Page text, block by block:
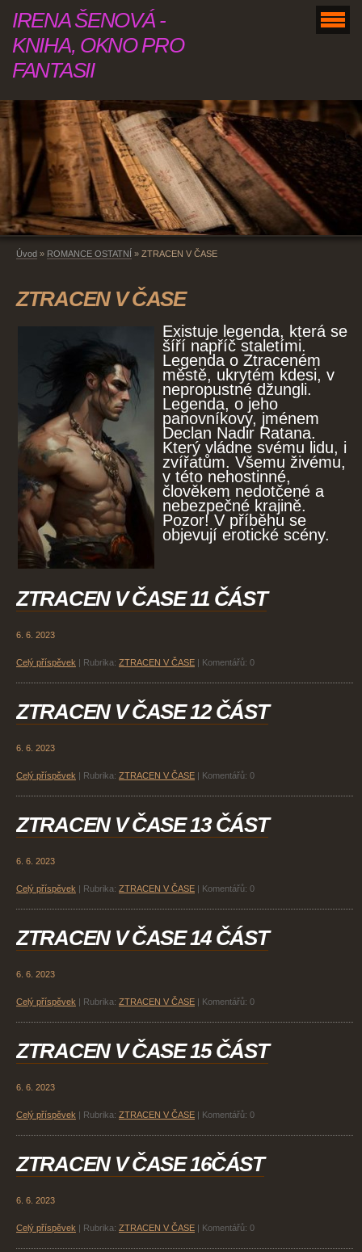
IRENA ŠENOVÁ -
KNIHA, OKNO PRO
FANTASII
Úvod » ROMANCE OSTATNÍ » ZTRACEN V ČASE
ZTRACEN V ČASE
Existuje legenda, která se
šíří napříč staletími.
Legenda o Ztraceném
městě, ukrytém kdesi, v
nepropustné džungli.
Legenda, o jeho
panovníkovy, jménem
Declan Nadir Ratana.
Který vládne svému lidu, i
zvířatům. Všemu živému,
v této nehostinné,
člověkem nedotčené a
nebezpečné krajině.
Pozor! V příběhu se
objevují erotické scény.
ZTRACEN V ČASE 11 ČÁST
6. 6. 2023
Celý příspěvek Rubrika: ZTRACEN V ČASE Komentářů: 0
ZTRACEN V ČASE 12 ČÁST
6. 6. 2023
Celý příspěvek Rubrika: ZTRACEN V ČASE Komentářů: 0
ZTRACEN V ČASE 13 ČÁST
6. 6. 2023
Celý příspěvek Rubrika: ZTRACEN V ČASE Komentářů: 0
ZTRACEN V ČASE 14 ČÁST
6. 6. 2023
Celý příspěvek Rubrika: ZTRACEN V ČASE Komentářů: 0
ZTRACEN V ČASE 15 ČÁST
6. 6. 2023
Celý příspěvek Rubrika: ZTRACEN V ČASE Komentářů: 0
ZTRACEN V ČASE 16ČÁST
6. 6. 2023
Celý příspěvek Rubrika: ZTRACEN V ČASE Komentářů: 0